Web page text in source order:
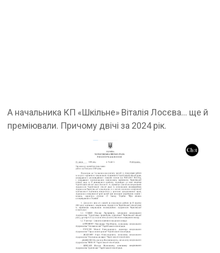
А начальника КП «Шкільне» Віталія Лосєва… ще й
преміювали. Причому двічі за 2024 рік.